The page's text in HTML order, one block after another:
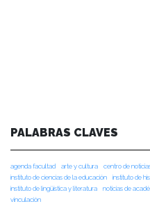
PALABRAS CLAVES
agenda facultad arte y cultura centro de
instituto de ciencias de la educación
instituto de
instituto de lingüística y literatura
noticias de
vinculación